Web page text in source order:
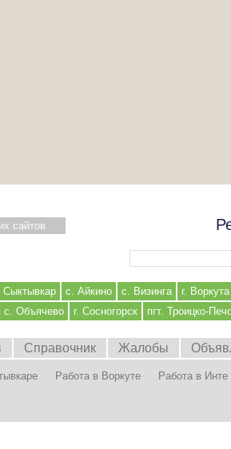
сайтов
Сыктывкар с. Айкино с. Визинга
г. Воркута
с. Объячево г. Сосногорск пгт. Троицко-
Справочник Жалобы
Работа в Воркуте Работа в Инте